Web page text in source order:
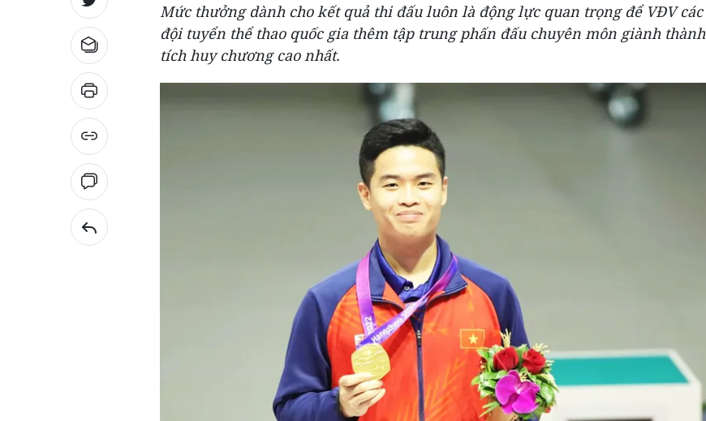
Mức thưởng dành cho kết quả thi đấu luôn là động lực quan trọng để VĐV các
đội tuyển thể thao quốc gia thêm tập trung phấn đấu chuyên môn giành thành
tích huy chương cao nhất.